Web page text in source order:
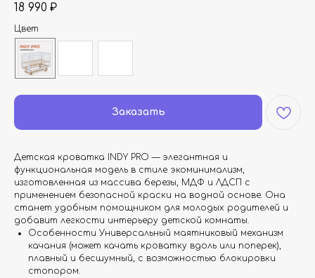
18 990 ₽
Цвет
Заказать
Детская кроватка INDY PRO — элегантная и
функциональная модель в стиле экоминимализм,
изготовленная из массива березы, МДФ и ЛДСП с
применением безопасной краски на водной основе. Она
станет удобным помощником для молодых родителей и
добавит легкости интерьеру детской комнаты.
Особенности Универсальный маятниковый механизм
качания (может качать кроватку вдоль или поперек),
плавный и бесшумный, с возможностью блокировки
стопором.